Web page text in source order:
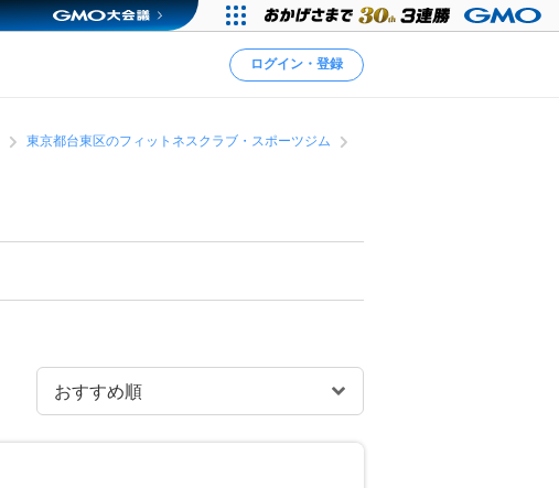
ログイン・登録
東京都台東区のフィットネスクラブ・スポーツジム